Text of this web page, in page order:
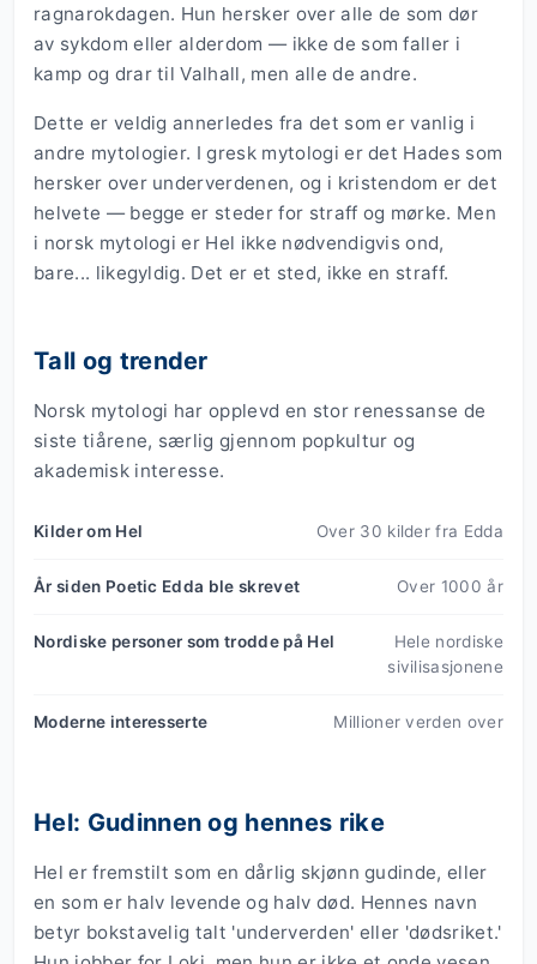
ragnarokdagen. Hun hersker over alle de som dør
av sykdom eller alderdom — ikke de som faller i
kamp og drar til Valhall, men alle de andre.
Dette er veldig annerledes fra det som er vanlig i
andre mytologier. I gresk mytologi er det Hades som
hersker over underverdenen, og i kristendom er det
helvete — begge er steder for straff og mørke. Men
i norsk mytologi er Hel ikke nødvendigvis ond,
bare... likegyldig. Det er et sted, ikke en straff.
Tall og trender
Norsk mytologi har opplevd en stor renessanse de
siste tiårene, særlig gjennom popkultur og
akademisk interesse.
Kilder om Hel Over 30 kilder fra Edda
År siden Poetic Edda ble skrevet Over 1000 år
Nordiske personer som trodde på Hel
Hele nordiske
sivilisasjonene
Moderne interesserte Millioner verden over
Hel: Gudinnen og hennes rike
Hel er fremstilt som en dårlig skjønn gudinde, eller
en som er halv levende og halv død. Hennes navn
betyr bokstavelig talt 'underverden' eller 'dødsriket.'